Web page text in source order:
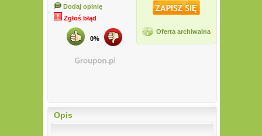
Dodaj opinię
Zgłoś błąd
0%
Oferta archiwalna
Opis